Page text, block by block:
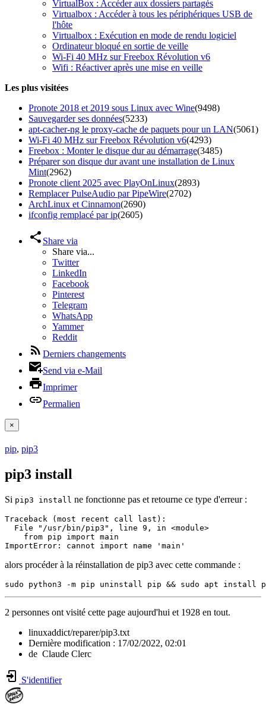
VirtualBox : Accéder aux dossiers partagés
Virtualbox : Accéder à tous les périphériques USB de
l'hôte
Virtualbox : Exécution en mode de rendu logiciel
Ordinateur bloqué en sortie de veille
Wi-Fi 40 MHz sur Freebox Révolution v6
Wifi : Réactiver après une mise en veille
Les plus visitées
Pronote 2018 et 2019 sous Linux avec Wine(9498)
Sauvegarder ses données(5233)
apt-cacher-ng le proxy-cache de paquets pour un LAN(5061)
Wi-Fi 40 MHz sur Freebox Révolution v6(4293)
Freebox : Monter le disque dur au démarrage(3485)
Préparer son disque dur avant une installation de Linux
Mint(2962)
Pronote client 2025 avec PlayOnLinux(2893)
Remplacer PulseAudio par PipeWire(2702)
ArchLinux et Cinnamon(2690)
ifconfig remplacé par ip(2605)
Share via
Share via...
Twitter
LinkedIn
Facebook
Pinterest
Telegram
WhatsApp
Yammer
Reddit
Derniers changements
Send via e-Mail
Imprimer
Permalien
×
pip, pip3
pip3 install
Si pip3 install ne fonctionne pas et retourne ce type d'erreur :
Traceback (most recent call last):
  File "/usr/bin/pip3", line 9, in <module>
    from pip import main
ImportError: cannot import name 'main'
alors procéder à la réinstallation de pip3 avec cette commande :
sudo python3 -m pip uninstall pip && sudo apt install
2 personnes ont visité cette page aujourd'hui et 1928 en tout.
linuxaddict/reparer/pip3.txt
Dernière modification : 17/02/2022, 02:01
de Claude Clerc
S'identifier